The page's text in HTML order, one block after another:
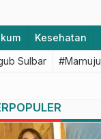
Kesehatan
Sulbar #Mamuju